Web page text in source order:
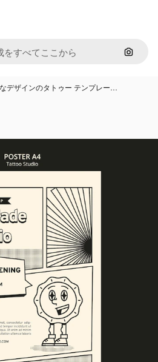
画像で
デザインのタトゥー テンプレー…